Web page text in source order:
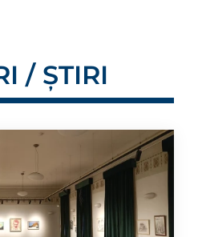
/ ȘTIRI